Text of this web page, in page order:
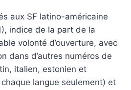
aux SF latino-américaine
indice de la part de la
volonté d’ouverture, avec
dans d’autres numéros de
italien, estonien et
langue seulement) et